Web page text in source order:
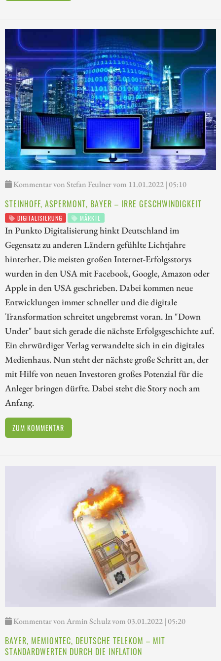
Kommentar von Stefan Feulner vom 11.01.2022 | 05:10
STEINHOFF, ASPERMONT, BAYER – IRRE GESCHWINDIGKEIT
DIGITALISIERUNG MÄRKTE
In Punkto Digitalisierung hinkt Deutschland im
Gegensatz zu anderen Ländern gefühlte Lichtjahre
hinterher. Die meisten großen Internet-Erfolgsstorys
wurden in den USA mit Facebook, Google, Amazon oder
Apple in den USA geschrieben. Dabei kommen neue
Entwicklungen immer schneller und die digitale
Transformation schreitet ungebremst voran. In "Down
Under" baut sich gerade die nächste Erfolgsgeschichte auf.
Ein ehrwürdiger Verlag verwandelte sich in ein digitales
Medienhaus. Nun steht der nächste große Schritt an, der
mit Hilfe von neuen Investoren großes Potenzial für die
Anleger bringen dürfte. Dabei steht die Story noch am
Anfang.
ZUM KOMMENTAR
Kommentar von Armin Schulz vom 03.01.2022 | 05:20
BAYER, MEMIONTEC, DEUTSCHE TELEKOM – MIT
STANDARDWERTEN DURCH DIE INFLATION